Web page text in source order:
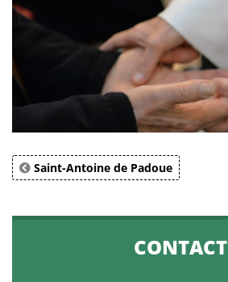
Saint-Antoine de Padoue
CONTACT